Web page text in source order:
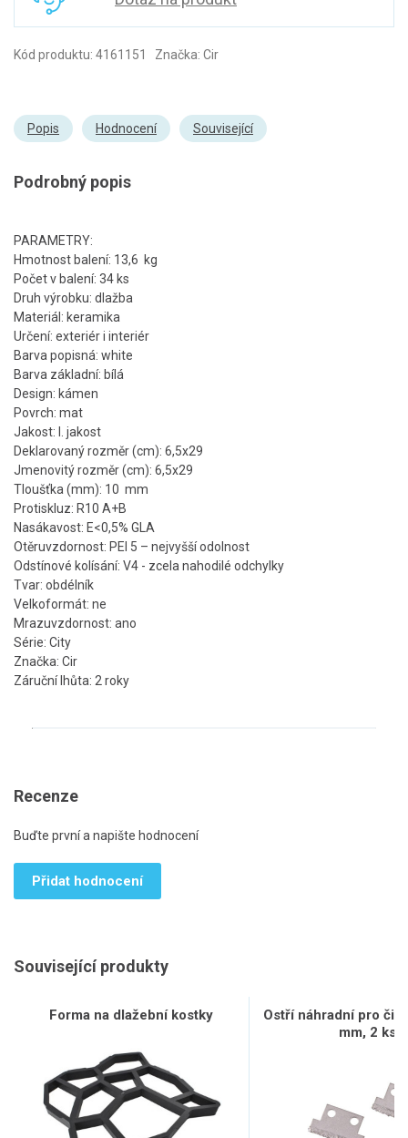
Kód produktu: 4161151 Značka: Cir
Popis Hodnocení Související
Podrobný popis
PARAMETRY:
Hmotnost balení: 13,6 kg
Počet v balení: 34 ks
Druh výrobku: dlažba
Materiál: keramika
Určení: exteriér i interiér
Barva popisná: white
Barva základní: bílá
Design: kámen
Povrch: mat
Jakost: I. jakost
Deklarovaný rozměr (cm): 6,5x29
Jmenovitý rozměr (cm): 6,5x29
Tloušťka (mm): 10 mm
Protiskluz: R10 A+B
Nasákavost: E<0,5% GLA
Otěruvzdornost: PEI 5 – nejvyšší odolnost
Odstínové kolísání: V4 - zcela nahodilé odchylky
Tvar: obdélník
Velkoformát: ne
Mrazuvzdornost: ano
Série: City
Značka: Cir
Záruční lhůta: 2 roky
Recenze
Buďte první a napište hodnocení
Přidat hodnocení
Související produkty
Forma na dlažební kostky
Ostří náhradní pro
mm, 2 ks